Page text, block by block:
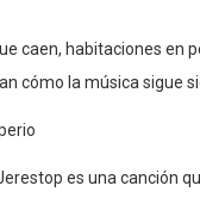
caen, habitaciones en
cómo la música sigue
es una canción